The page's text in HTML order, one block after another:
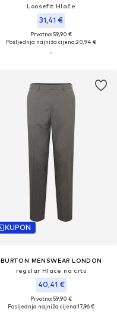
Loosefit Hlače
31,41 €
Prvotno: 59,90 €
Posljednja najniža cijena:20,94 €
KUPON
BURTON MENSWEAR LONDON
regular Hlače na crtu
40,41 €
Prvotno: 59,90 €
Posljednja najniža cijena:17,96 €